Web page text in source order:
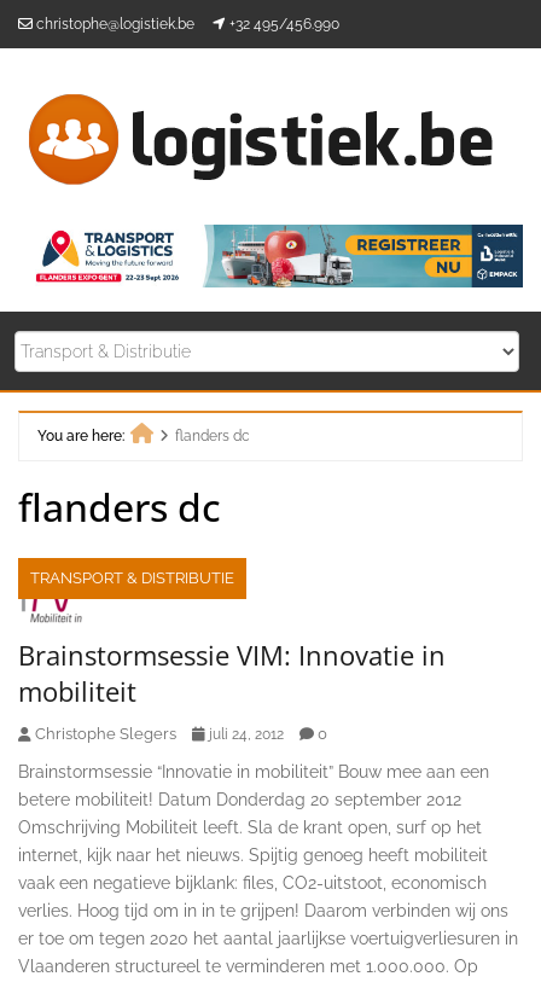
christophe@logistiek.be +32 495/456.990
You are here:
flanders dc
flanders dc
TRANSPORT & DISTRIBUTIE
Brainstormsessie VIM: Innovatie in
mobiliteit
Christophe Slegers juli 24, 2012 0
Brainstormsessie “Innovatie in mobiliteit” Bouw mee aan een
betere mobiliteit! Datum Donderdag 20 september 2012
Omschrijving Mobiliteit leeft. Sla de krant open, surf op het
internet, kijk naar het nieuws. Spijtig genoeg heeft mobiliteit
vaak een negatieve bijklank: files, CO2-uitstoot, economisch
verlies. Hoog tijd om in in te grijpen! Daarom verbinden wij ons
er toe om tegen 2020 het aantal jaarlijkse voertuigverliesuren in
Vlaanderen structureel te verminderen met 1.000.000. Op